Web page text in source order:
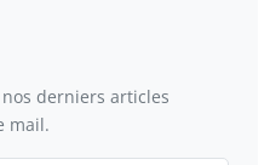
derniers articles
mail.